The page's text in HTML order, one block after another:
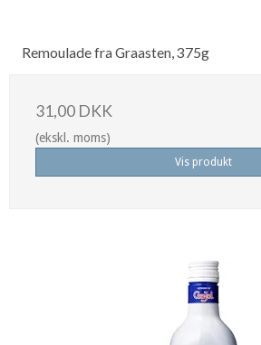
Remoulade fra Graasten, 375g
31,00 DKK
(ekskl. moms)
Vis produkt